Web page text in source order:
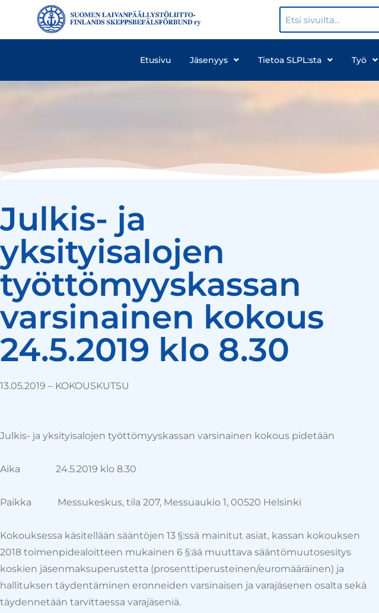
Etusivu Jäsenyys Tietoa SLPL:sta Työ
Julkis- ja
yksityisalojen
työttömyyskassan
varsinainen kokous
24.5.2019 klo 8.30
13.05.2019 – KOKOUSKUTSU
Julkis- ja yksityisalojen työttömyyskassan varsinainen kokous pidetään
Aika 24.5.2019 klo 8.30
Paikka Messukeskus, tila 207, Messuaukio 1, 00520 Helsinki
Kokouksessa käsitellään sääntöjen 13 §:ssä mainitut asiat, kassan kokouksen
2018 toimenpidealoitteen mukainen 6 §:ää muuttava sääntömuutosesitys
koskien jäsenmaksuperustetta (prosenttiperusteinen/euromääräinen) ja
hallituksen täydentäminen eronneiden varsinaisen ja varajäsenen osalta sekä
täydennetään tarvittaessa varajäseniä.